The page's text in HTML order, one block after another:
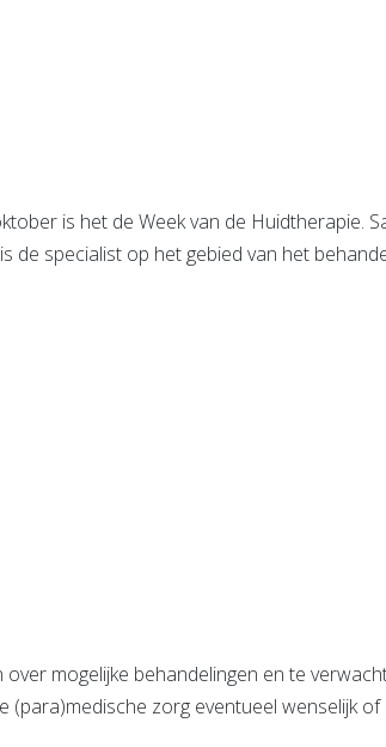
is het de Week van de Huidtherapie.
de specialist op het gebied van het
mogelijke behandelingen en te
zorg eventueel wenselijk of
De